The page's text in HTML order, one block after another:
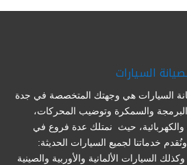
السيارات
السيارات هي وجهتك المتخصصة في جدة
والسمكرة وتوضيب المحركات،
والكهربائية، حيث نمتلك عدة فروع في
خدماتنا لجميع السيارات الحديثة:
وكذلك السيارات الألمانية والأوربية والصينية